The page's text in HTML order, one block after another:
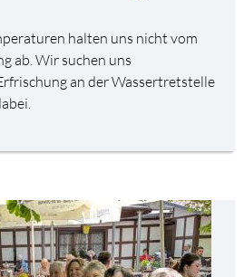
halten uns nicht vom
ab. Wir suchen uns
an der Wassertretstelle